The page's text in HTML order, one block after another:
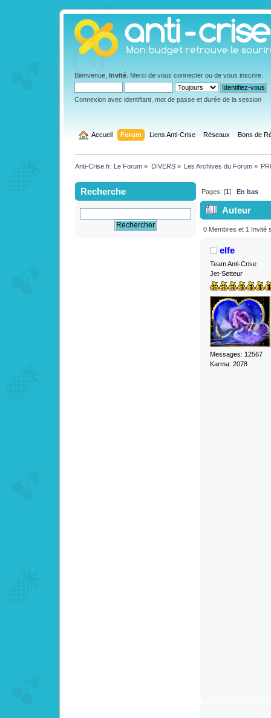
Bienvenue, Invité . Merci de vous connecter ou de vous inscrire
Connexion avec identifiant, mot de passe et durée de la session
Accueil Forum Liens Anti-Crise Réseaux Bons de
Anti-Crise.fr: Le Forum » DIVERS» Les Archives du Forum»
Recherche Pages: [1]En bas
Auteur
Satisfait ou
0 Membres et 1 Invité
elfe
Team Anti-Crise
Jet-Setteur
Messages: 12567
Karma: 2078